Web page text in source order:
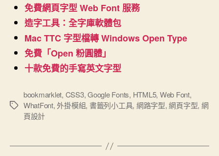
免費網頁字型 Web Font 服務
造字工具：全字庫軟體包
Mac TTC 字型檔轉 Windows Open Type
免費「Open 粉圓體」
十款免費的手寫英文字型
標
bookmarklet, CSS3,Google Fonts, HTML5, Web Font,
WhatFont,外掛模組, 書籤列小工具, 網路字型,網頁字型, 網
頁設計